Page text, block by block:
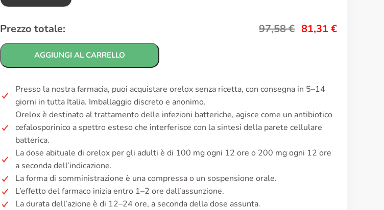
Prezzo totale: 97,58€ 81,31 €
AGGIUNGI AL CARRELLO
Presso la nostra farmacia, puoi acquistare orelox senza ricetta, con consegna in 5–14
giorni in tutta Italia. Imballaggio discreto e anonimo.
Orelox è destinato al trattamento delle infezioni batteriche, agisce come un antibiotico
cefalosporinico a spettro esteso che interferisce con la sintesi della parete cellulare
batterica.
La dose abituale di orelox per gli adulti è di 100 mg ogni 12 ore o 200 mg ogni 12 ore
a seconda dell’indicazione.
La forma di somministrazione è una compressa o un sospensione orale.
L’effetto del farmaco inizia entro 1–2 ore dall’assunzione.
La durata dell’azione è di 12–24 ore, a seconda della dose assunta.